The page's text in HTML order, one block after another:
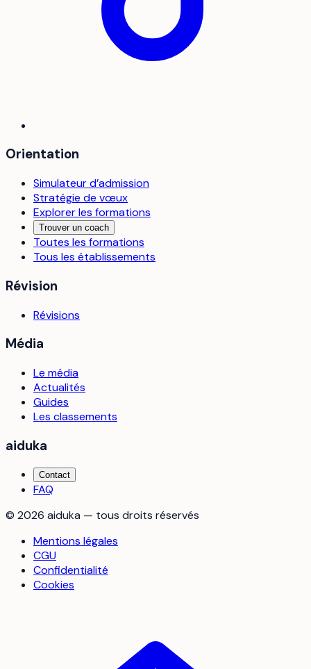
Orientation
Simulateur d’admission
Stratégie de vœux
Explorer les formations
Trouver un coach
Toutes les formations
Tous les établissements
Révision
Révisions
Média
Le média
Actualités
Guides
Les classements
aiduka
Contact
FAQ
© 2026 aiduka — tous droits réservés
Mentions légales
CGU
Confidentialité
Cookies